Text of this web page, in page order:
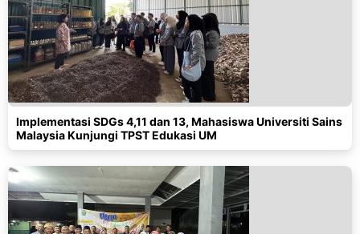
Implementasi SDGs 4,11 dan 13, Mahasiswa Universiti Sains
Malaysia Kunjungi TPST Edukasi UM